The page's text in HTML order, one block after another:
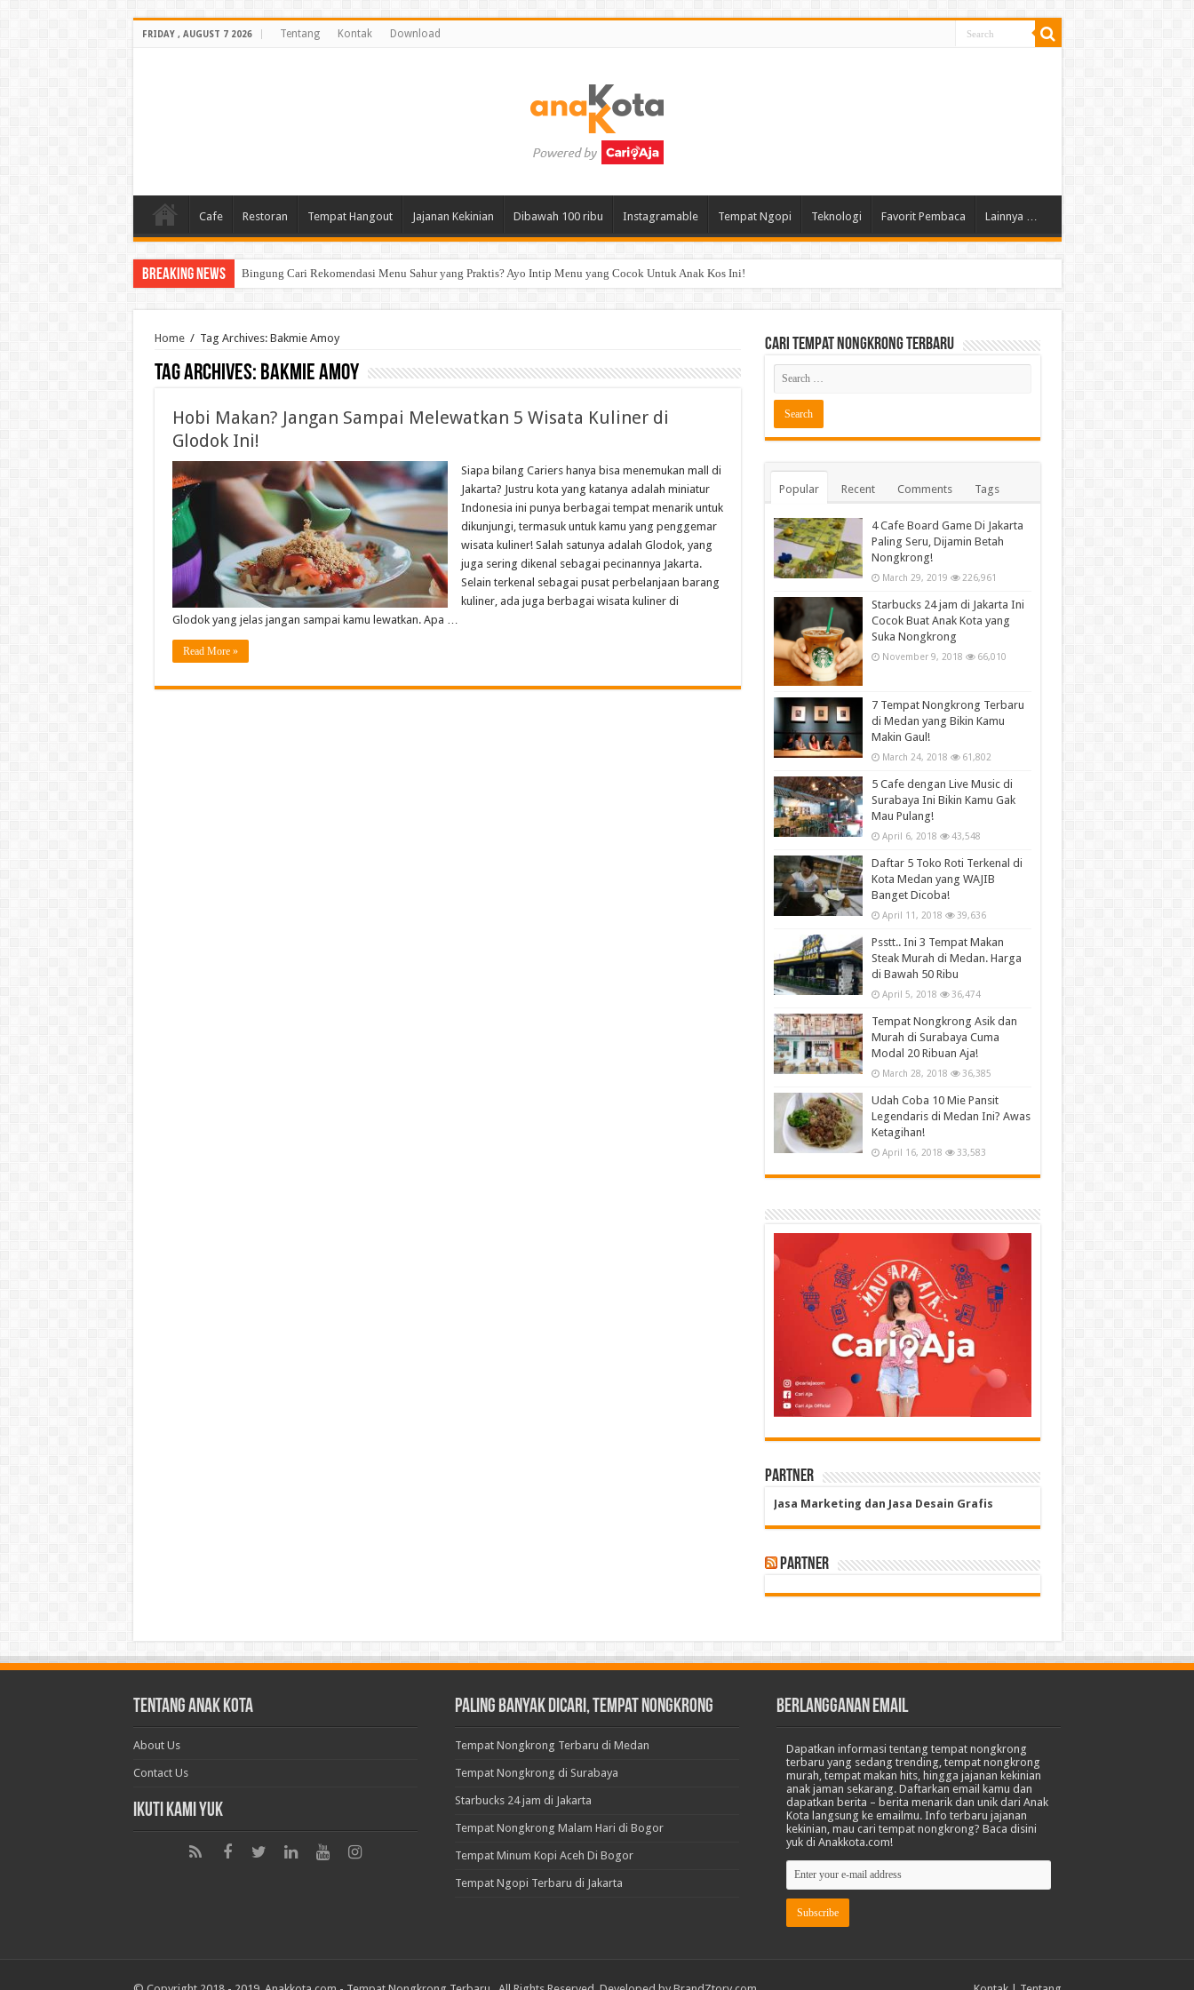
FRIDAY , AUGUST 7 2026 Tentang Kontak Download
Cafe Restoran Tempat Hangout Jajanan Kekinian Dibawah 100 ribu Instagramable Tempat Ngopi Teknologi Favorit Pembaca Lainnya …
Breaking News Bingung Cari Rekomendasi Menu Sahur yang Praktis? Ayo Intip Menu yang Cocok Untuk Anak Kos Ini!
Home / Tag Archives: Bakmie Amoy
Tag Archives: Bakmie Amoy
Hobi Makan? Jangan Sampai Melewatkan 5 Wisata Kuliner di
Glodok Ini!
Siapa bilang Cariers hanya bisa menemukan mall di
Jakarta? Justru kota yang katanya adalah miniatur
Indonesia ini punya berbagai tempat menarik untuk
dikunjungi, termasuk untuk kamu yang penggemar
wisata kuliner! Salah satunya adalah Glodok, yang
juga sering dikenal sebagai pecinannya Jakarta.
Selain terkenal sebagai pusat perbelanjaan barang
kuliner, ada juga berbagai wisata kuliner di
Glodok yang jelas jangan sampai kamu lewatkan. Apa …
Read More »
Cari Tempat Nongkrong Terbaru
Popular Recent Comments Tags
4 Cafe Board Game Di Jakarta
Paling Seru, Dijamin Betah
Nongkrong!
March 29, 2019 226,961
Starbucks 24 jam di Jakarta Ini
Cocok Buat Anak Kota yang
Suka Nongkrong
November 9, 2018 66,010
7 Tempat Nongkrong Terbaru
di Medan yang Bikin Kamu
Makin Gaul!
March 24, 2018 61,802
5 Cafe dengan Live Music di
Surabaya Ini Bikin Kamu Gak
Mau Pulang!
April 6, 2018 43,548
Daftar 5 Toko Roti Terkenal di
Kota Medan yang WAJIB
Banget Dicoba!
April 11, 2018 39,636
Psstt.. Ini 3 Tempat Makan
Steak Murah di Medan. Harga
di Bawah 50 Ribu
April 5, 2018 36,474
Tempat Nongkrong Asik dan
Murah di Surabaya Cuma
Modal 20 Ribuan Aja!
March 28, 2018 36,385
Udah Coba 10 Mie Pansit
Legendaris di Medan Ini? Awas
Ketagihan!
April 16, 2018 33,583
Partner
Jasa Marketing dan Jasa Desain Grafis
Partner
Tentang Anak Kota
About Us
Contact Us
Ikuti Kami Yuk
Paling Banyak Dicari, Tempat Nongkrong
Tempat Nongkrong Terbaru di Medan
Tempat Nongkrong di Surabaya
Starbucks 24 jam di Jakarta
Tempat Nongkrong Malam Hari di Bogor
Tempat Minum Kopi Aceh Di Bogor
Tempat Ngopi Terbaru di Jakarta
BERLANGGANAN EMAIL
Dapatkan informasi tentang tempat nongkrong
terbaru yang sedang trending, tempat nongkrong
murah, tempat makan hits, hingga jajanan kekinian
anak jaman sekarang. Daftarkan email kamu dan
dapatkan berita – berita menarik dan unik dari Anak
Kota langsung ke emailmu. Info terbaru jajanan
kekinian, mau cari tempat nongkrong? Baca disini
yuk di Anakkota.com!